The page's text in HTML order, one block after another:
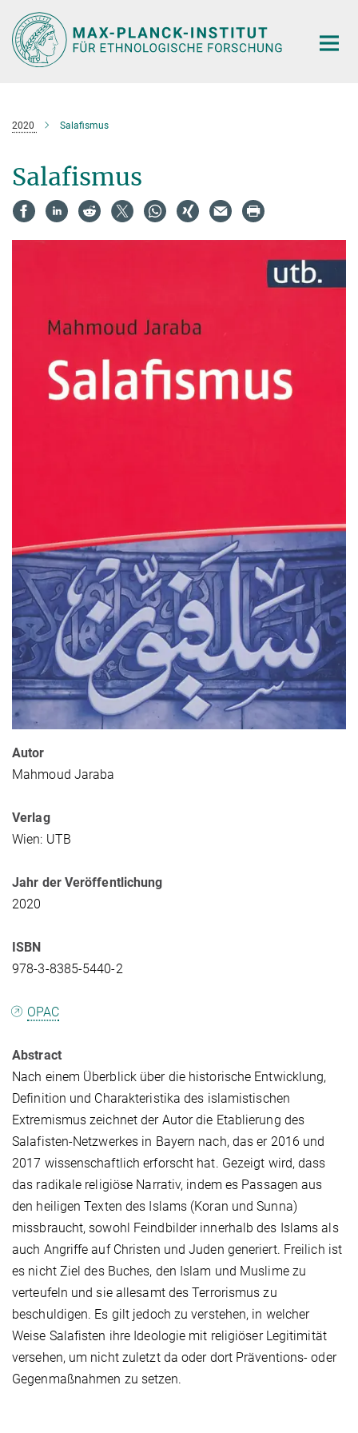
Hauptinhalt
2020 Salafismus
Salafismus
Autor
Mahmoud Jaraba
Verlag
Wien: UTB
Jahr der Veröffentlichung
2020
ISBN
978-3-8385-5440-2
OPAC
Abstract
Nach einem Überblick über die historische Entwicklung,
Definition und Charakteristika des islamistischen
Extremismus zeichnet der Autor die Etablierung des
Salafisten-Netzwerkes in Bayern nach, das er 2016 und
2017 wissenschaftlich erforscht hat. Gezeigt wird, dass
das radikale religiöse Narrativ, indem es Passagen aus
den heiligen Texten des Islams (Koran und Sunna)
missbraucht, sowohl Feindbilder innerhalb des Islams als
auch Angriffe auf Christen und Juden generiert. Freilich ist
es nicht Ziel des Buches, den Islam und Muslime zu
verteufeln und sie allesamt des Terrorismus zu
beschuldigen. Es gilt jedoch zu verstehen, in welcher
Weise Salafisten ihre Ideologie mit religiöser Legitimität
versehen, um nicht zuletzt da oder dort Präventions- oder
Gegenmaßnahmen zu setzen.